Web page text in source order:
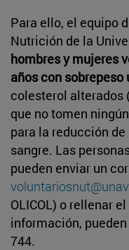
Para ello, el equipo
Nutrición de la
hombres y mujeres
años con sobrepeso
colesterol alterados
que no tomen
para la reducción
sangre. Las
pueden enviar un
voluntariosnut@unav
OLICOL) o rellenar
información,
744.